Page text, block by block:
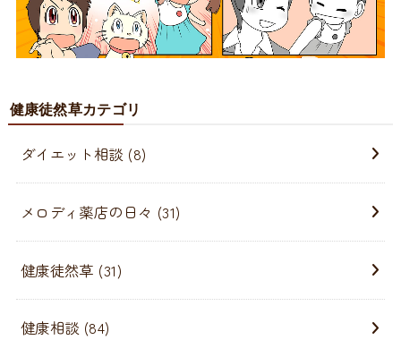
健康徒然草カテゴリ
ダイエット相談 (8)
メロディ薬店の日々 (31)
健康徒然草 (31)
健康相談 (84)